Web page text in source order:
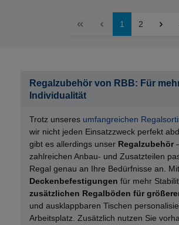
1 2
Regalzubehör von RBB: Für
Individualität
Trotz unseres umfangreichen
wir nicht jeden Einsatzzweck perfekt
gibt es allerdings unser Regalzubehör
zahlreichen Anbau- und Zusatzteilen
Regal genau an Ihre Bedürfnisse an. Mit
Deckenbefestigungen für mehr
zusätzlichen Regalböden für
und ausklappbaren Tischen
Arbeitsplatz. Zusätzlich nutzen Sie